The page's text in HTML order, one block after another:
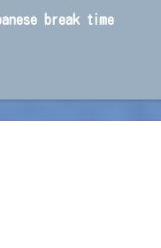
break time